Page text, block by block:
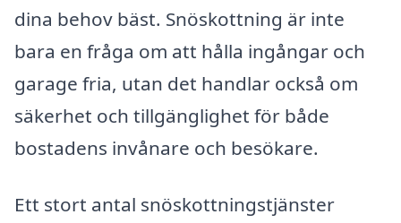
dina behov bäst. Snöskottning är inte
bara en fråga om att hålla ingångar och
garage fria, utan det handlar också om
säkerhet och tillgänglighet för både
bostadens invånare och besökare.
Ett stort antal snöskottningstjänster